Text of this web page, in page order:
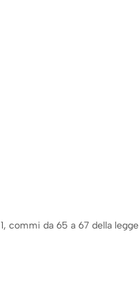
commi da 65 a 67 della